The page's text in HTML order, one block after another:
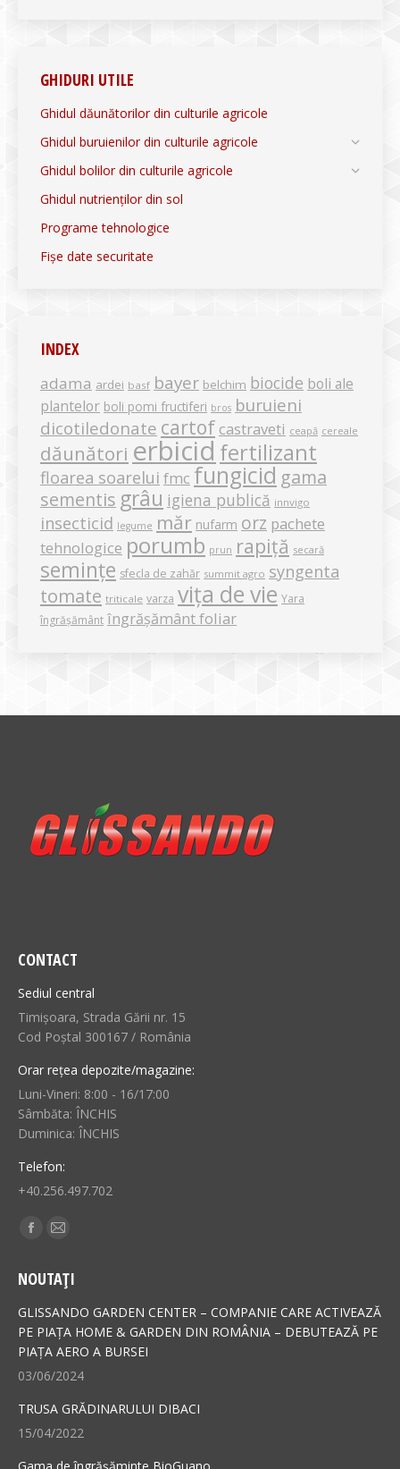
GHIDURI UTILE
Ghidul dăunătorilor din culturile agricole
Ghidul buruienilor din culturile agricole
Ghidul bolilor din culturile agricole
Ghidul nutrienților din sol
Programe tehnologice
Fișe date securitate
INDEX
adama ardei basf bayer belchim biocide boli ale
plantelor boli pomi fructiferi bros buruieni
dicotiledonate cartof castraveti ceapă cereale
dăunători erbicid fertilizant
floarea soarelui fmc fungicid gama
sementis grâu igiena publică innvigo
insecticid legume măr nufarm orz pachete
tehnologice porumb prun rapiță secară
semințe sfecla de zahăr summit agro syngenta
tomate triticale varza vița de vie Yara
îngrășământ îngrășământ foliar
CONTACT
Sediul central
Timișoara, Strada Gării nr. 15
Cod Poștal 300167 / România
Orar rețea depozite/magazine:
Luni-Vineri: 8:00 - 16/17:00
Sâmbăta: ÎNCHIS
Duminica: ÎNCHIS
Telefon:
+40.256.497.702
Find us on:
Facebook
opens
in
new
window
Mail
opens
in
new
window
NOUTAȚI
GLISSANDO GARDEN CENTER – COMPANIE CARE ACTIVEAZĂ
PE PIAȚA HOME & GARDEN DIN ROMÂNIA – DEBUTEAZĂ PE
PIAȚA AERO A BURSEI
03/06/2024
TRUSA GRĂDINARULUI DIBACI
15/04/2022